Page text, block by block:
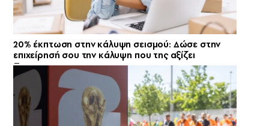
20% έκπτωση στην κάλυψη σεισμού: Δώσε στην
επιχείρησή σου την κάλυψη που της αξίζει